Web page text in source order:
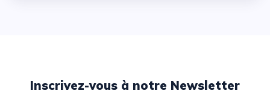
Inscrivez-vous à notre Newsletter